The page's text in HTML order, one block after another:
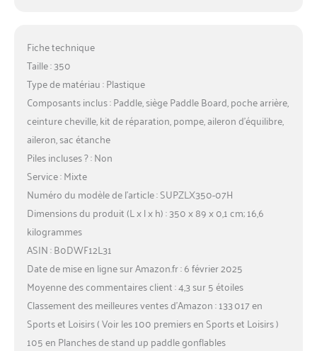
Fiche technique
Taille : 350
Type de matériau : Plastique
Composants inclus : Paddle, siège Paddle Board, poche arrière,
ceinture cheville, kit de réparation, pompe, aileron d’équilibre,
aileron, sac étanche
Piles incluses ? : Non
Service : Mixte
Numéro du modèle de l’article : SUPZLX350-07H
Dimensions du produit (L x l x h) : 350 x 89 x 0,1 cm; 16,6
kilogrammes
ASIN : B0DWF12L31
Date de mise en ligne sur Amazon.fr : 6 février 2025
Moyenne des commentaires client : 4,3 sur 5 étoiles
Classement des meilleures ventes d’Amazon : 133 017 en
Sports et Loisirs ( Voir les 100 premiers en Sports et Loisirs )
105 en Planches de stand up paddle gonflables